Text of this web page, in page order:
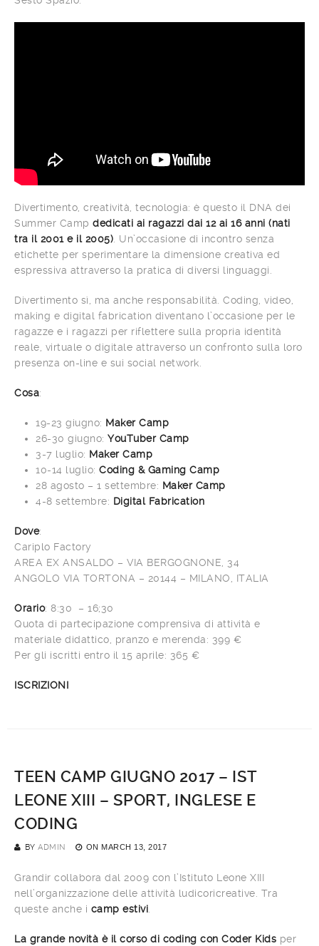
Divertimento, creatività, tecnologia: è questo il DNA dei
Summer Camp dedicati ai ragazzi dai 12 ai 16 anni (nati
tra il 2001 e il 2005). Un’occasione di incontro senza
etichette per sperimentare la dimensione creativa ed
espressiva attraverso la pratica di diversi linguaggi.
Divertimento sì, ma anche responsabilità. Coding, video,
making e digital fabrication diventano l’occasione per le
ragazze e i ragazzi per riflettere sulla propria identità
reale, virtuale o digitale attraverso un confronto sulla loro
presenza on-line e sui social network.
Cosa:
19-23 giugno: Maker Camp
26-30 giugno: YouTuber Camp
3-7 luglio: Maker Camp
10-14 luglio: Coding & Gaming Camp
28 agosto – 1 settembre: Maker Camp
4-8 settembre: Digital Fabrication
Dove:
Cariplo Factory
AREA EX ANSALDO – VIA BERGOGNONE, 34
ANGOLO VIA TORTONA – 20144 – MILANO, ITALIA
Orario: 8:30 – 16;30
Quota di partecipazione comprensiva di attività e
materiale didattico, pranzo e merenda: 399 €
Per gli iscritti entro il 15 aprile: 365 €
ISCRIZIONI
TEEN CAMP GIUGNO 2017 – IST
LEONE XIII – SPORT, INGLESE E
CODING
BY ADMIN ON MARCH 13, 2017
Grandir collabora dal 2009 con l’Istituto Leone XIII
nell’organizzazione delle attività ludicoricreative. Tra
queste anche i camp estivi.
La grande novità è il corso di coding con Coder Kids per